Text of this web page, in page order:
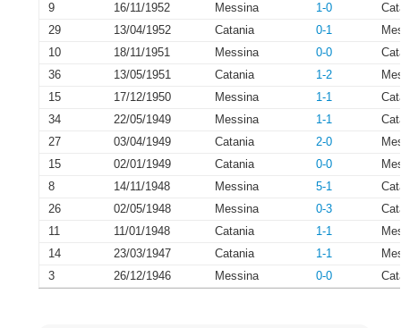
9
16/11/1952 Messina 1-0
29
13/04/1952 Catania 0-1
10
18/11/1951 Messina 0-0
36
13/05/1951 Catania 1-2
15
17/12/1950 Messina 1-1
34
22/05/1949 Messina 1-1
27
03/04/1949 Catania 2-0
15
02/01/1949 Catania 0-0
8
14/11/1948 Messina 5-1
26
02/05/1948 Messina 0-3
11
11/01/1948 Catania 1-1
14
23/03/1947 Catania 1-1
3
26/12/1946 Messina 0-0